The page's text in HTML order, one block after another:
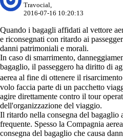
Travocial,
2016-07-16 10:20:13
Quando i bagagli affidati al vettore
e riconsegnati con ritardo ai
danni patrimoniali e morali.
In caso di smarrimento,
bagaglio, il passeggero ha diritto di
aerea al fine di ottenere il
volo faccia parte di un pacchetto
agire direttamente contro il tour
dell'organizzazione del viaggio.
Il ritardo nella consegna del bagaglio
frequente. Spesso la Compagnia
consegna del bagaglio che causa